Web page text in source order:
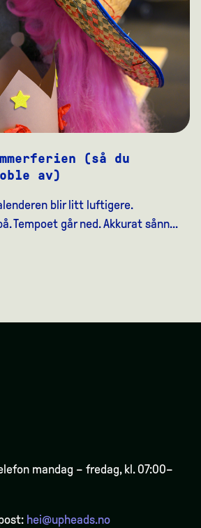
(så du
av)
blir litt luftigere.
Tempoet går ned. Akkurat sånn...
mandag – fredag, kl. 07:00–
hei@upheads.no